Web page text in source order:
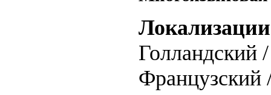
Локализации
Голландский